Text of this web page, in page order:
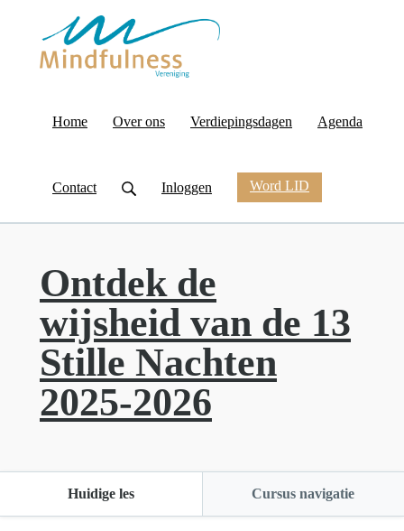
Home Over ons Verdiepingsdagen Agenda
Contact Inloggen Word LID
Ontdek de
wijsheid van de 13
Stille Nachten
2025-2026
Huidige les Cursus navigatie